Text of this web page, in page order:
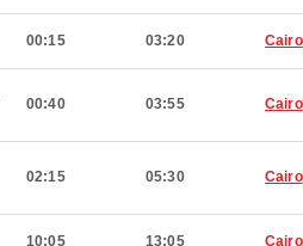
00:15 03:20 Cairo
00:40 03:55 Cairo
02:15 05:30 Cairo
10:05 13:05 Cairo